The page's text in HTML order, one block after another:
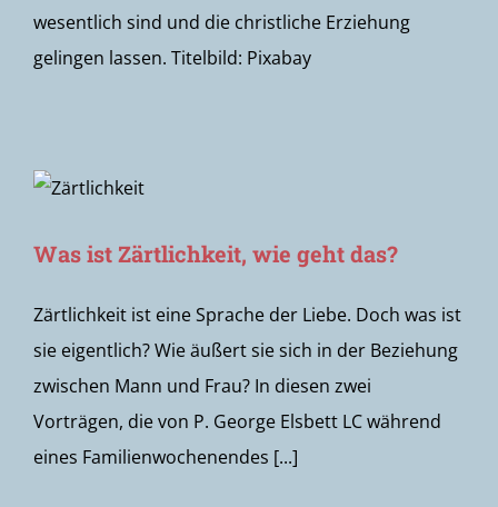
wesentlich sind und die christliche Erziehung
gelingen lassen. Titelbild: Pixabay
Was ist Zärtlichkeit, wie geht das?
Zärtlichkeit ist eine Sprache der Liebe. Doch was ist
sie eigentlich? Wie äußert sie sich in der Beziehung
zwischen Mann und Frau? In diesen zwei
Vorträgen, die von P. George Elsbett LC während
eines Familienwochenendes [...]